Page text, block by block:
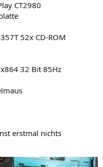
CT2980
52x CD-ROM
32 Bit 85Hz
erstmal nichts